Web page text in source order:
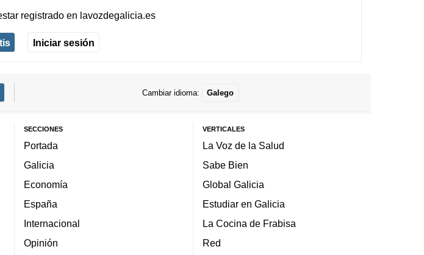
registradoen lavozdegalicia.es
Iniciar sesión
Cambiar idioma: Galego
SECCIONES
Portada
Galicia
Economía
España
Internacional
Opinión
VERTICALES
La Voz de la Salud
Sabe Bien
Global Galicia
Estudiar en Galicia
La Cocina de Frabisa
Red